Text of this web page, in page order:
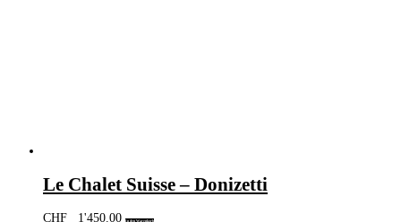
Le Chalet Suisse – Donizetti
CHF 1'450.00 In den Warenkorb